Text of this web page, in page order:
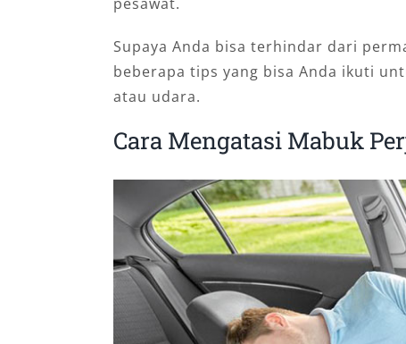
Supaya Anda bisa terhindar dari
beberapa tips yang bisa Anda ikuti
atau udara.
Cara Mengatasi Mabuk